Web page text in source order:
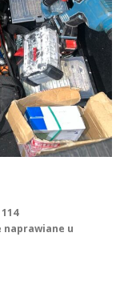
naprawiane u